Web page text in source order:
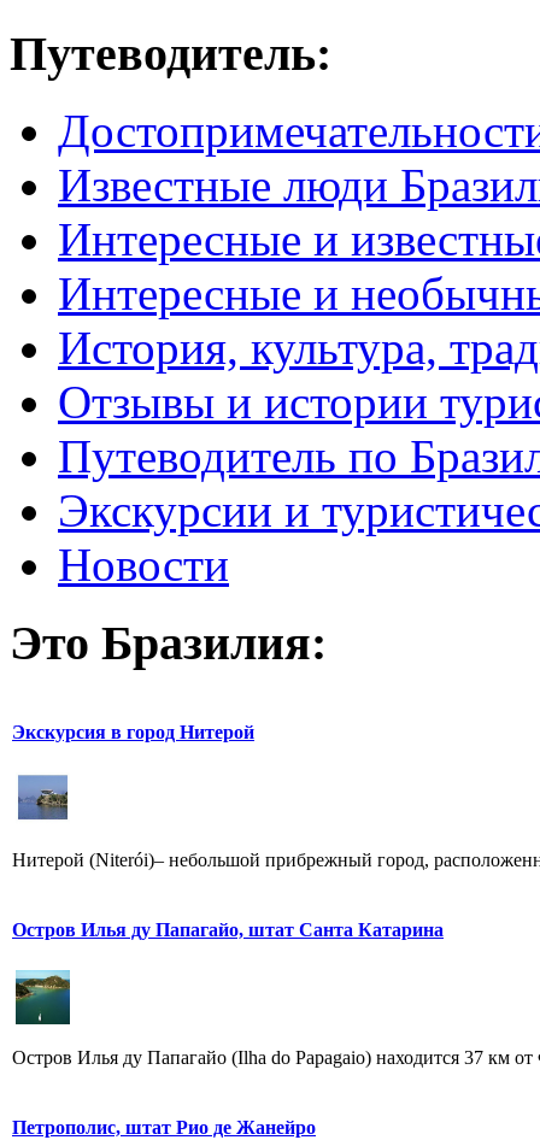
Путеводитель:
Известные люди
Интересные и
Интересные и
История, культура,
Отзывы и истории
Путеводитель по
Экскурсии и
Новости
Это Бразилия:
Экскурсия в город Нитерой
Нитерой (Niterói)– небольшой прибрежный город,
Остров Илья ду Папагайо, штат Санта Катарина
Остров Илья ду Папагайо (Ilha do Papagaio) находится 37 км
Петрополис, штат Рио де Жанейро